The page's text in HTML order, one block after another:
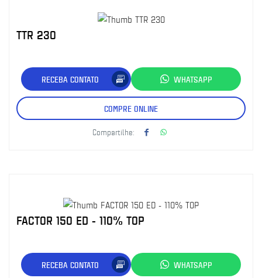
TTR 230
RECEBA CONTATO WHATSAPP
COMPRE ONLINE
Compartilhe:
FACTOR 150 ED - 110% TOP
RECEBA CONTATO WHATSAPP